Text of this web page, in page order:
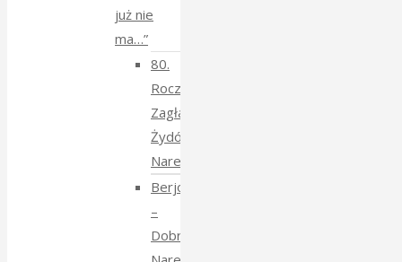
już nie
ma…”
80.
Rocznica
Zagłady
Żydów
Narewkowskich
Berjozkele
–
Dobranoc